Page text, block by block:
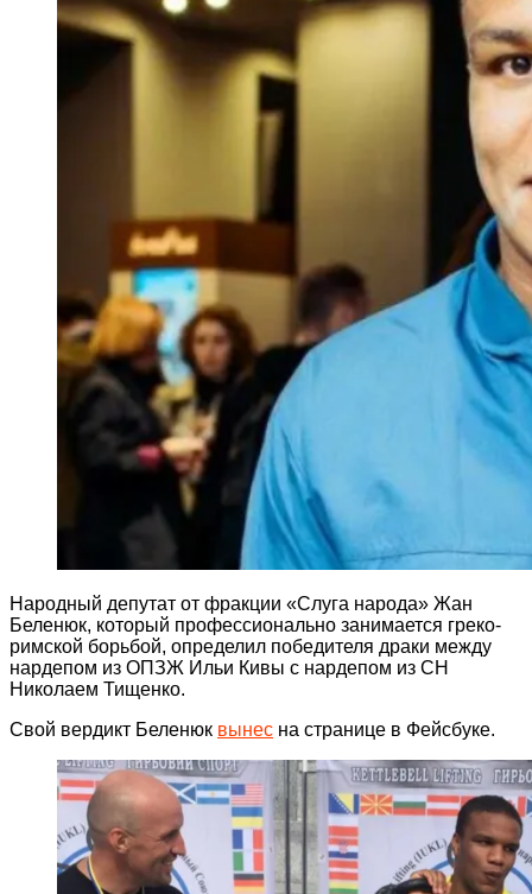
Народный депутат от фракции «Слуга народа» Жан
Беленюк, который профессионально занимается греко-
римской борьбой, определил победителя драки между
нардепом из ОПЗЖ Ильи Кивы с нардепом из СН
Николаем Тищенко.
Свой вердикт Беленюк вынес на странице в Фейсбуке.